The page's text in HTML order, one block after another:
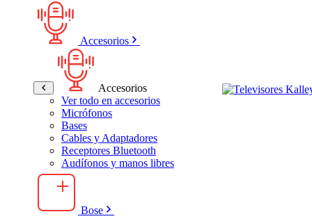
Accesorios
Accesorios
Ver todo en accesorios
Micrófonos
Bases
Cables y Adaptadores
Receptores Bluetooth
Audífonos y manos libres
Bose